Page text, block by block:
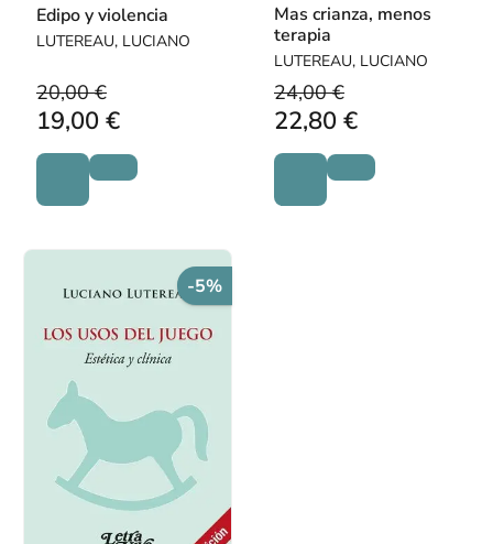
Edipo y violencia
LUTEREAU, LUCIANO
20,00 €
19,00 €
Mas crianza, menos
terapia
LUTEREAU, LUCIANO
24,00 €
22,80 €
-5%